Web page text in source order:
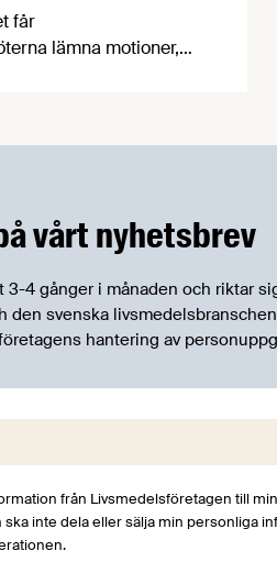
får
lämna motioner,
lyft ut de som handlar
vårt nyhetsbrev
3-4 gånger i månaden och riktar
den svenska
hantering av
från Livsmedelsföretagen till
inte dela eller sälja min personliga